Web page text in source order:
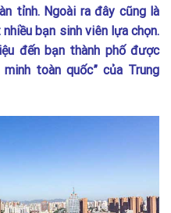
tỉnh. Ngoài ra đây cũng là
bạn sinh viên lựa chọn.
đến bạn thành phố được
toàn quốc” của Trung